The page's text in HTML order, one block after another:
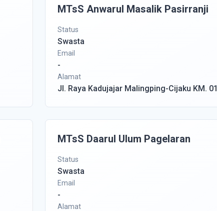
MTsS Anwarul Masalik Pasirranji
Status
Swasta
Email
-
Alamat
Jl. Raya Kadujajar Malingping-Cijaku KM. 01
MTsS Daarul Ulum Pagelaran
Status
Swasta
Email
-
Alamat